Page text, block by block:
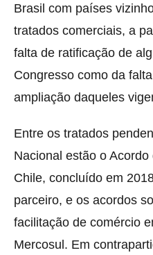
Brasil com países
tratados comerciais, a
falta de ratificação de
Congresso como da
ampliação daqueles
Entre os tratados
Nacional estão o
Chile, concluído em
parceiro, e os acordos
facilitação de comércio
Mercosul. Em